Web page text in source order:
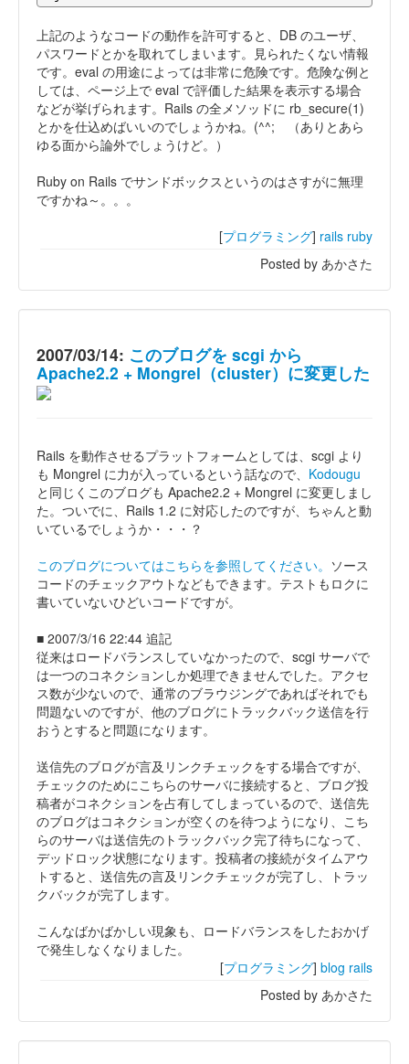
上記のようなコードの動作を許可すると、DB のユーザ、
パスワードとかを取れてしまいます。見られたくない情報
です。eval の用途によっては非常に危険です。危険な例と
しては、ページ上で eval で評価した結果を表示する場合
などが挙げられます。Rails の全メソッドに rb_secure(1)
とかを仕込めばいいのでしょうかね。(^^; （ありとあら
ゆる面から論外でしょうけど。）
Ruby on Rails でサンドボックスというのはさすがに無理
ですかね～。。。
[プログラミング] rails ruby
Posted by あかさた
2007/03/14: このブログを scgi から
Apache2.2 + Mongrel（cluster）に変更した
Rails を動作させるプラットフォームとしては、scgi より
も Mongrel に力が入っているという話なので、 Kodougu
と同じくこのブログも Apache2.2 + Mongrel に変更しまし
た。ついでに、Rails 1.2 に対応したのですが、ちゃんと動
いているでしょうか・・・？
このブログについてはこちらを参照してください。 ソース
コードのチェックアウトなどもできます。テストもロクに
書いていないひどいコードですが。
■ 2007/3/16 22:44 追記
従来はロードバランスしていなかったので、scgi サーバで
は一つのコネクションしか処理できませんでした。アクセ
ス数が少ないので、通常のブラウジングであればそれでも
問題ないのですが、他のブログにトラックバック送信を行
おうとすると問題になります。
送信先のブログが言及リンクチェックをする場合ですが、
チェックのためにこちらのサーバに接続すると、ブログ投
稿者がコネクションを占有してしまっているので、送信先
のブログはコネクションが空くのを待つようになり、こち
らのサーバは送信先のトラックバック完了待ちになって、
デッドロック状態になります。投稿者の接続がタイムアウ
トすると、送信先の言及リンクチェックが完了し、トラッ
クバックが完了します。
こんなばかばかしい現象も、ロードバランスをしたおかげ
で発生しなくなりました。
[プログラミング] blog rails
Posted by あかさた